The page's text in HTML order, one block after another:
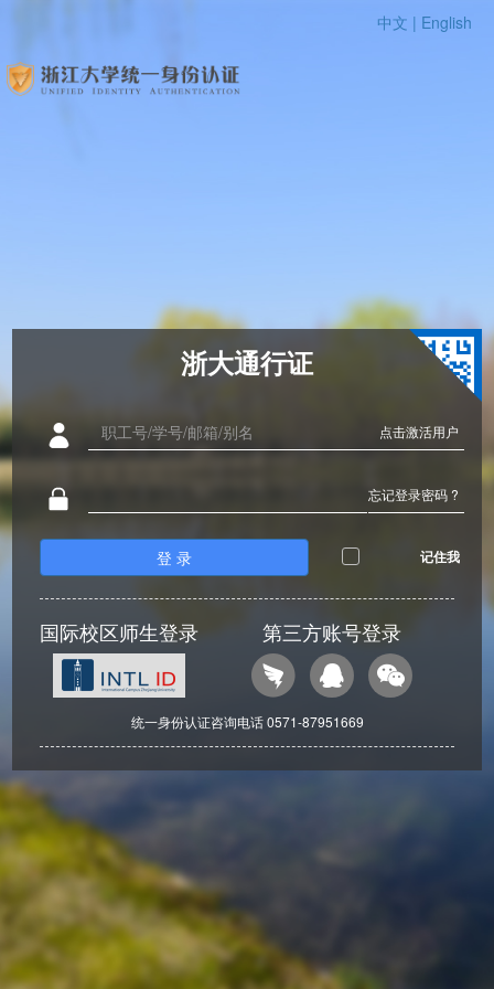
中文 | English
浙大通行证
点击激活用户
忘记登录密码 ?
登 录 记住我
国际校区师生登录 第三方账号登录
统一身份认证咨询电话 0571-87951669